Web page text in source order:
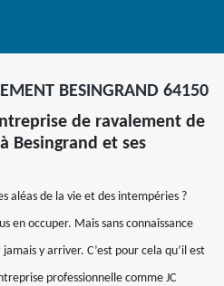
BESINGRAND 64150
de ravalement de
Besingrand et ses
aléas de la vie et des intempéries ?
en occuper. Mais sans connaissance
y arriver. C’est pour cela qu’il est
professionnelle comme JC